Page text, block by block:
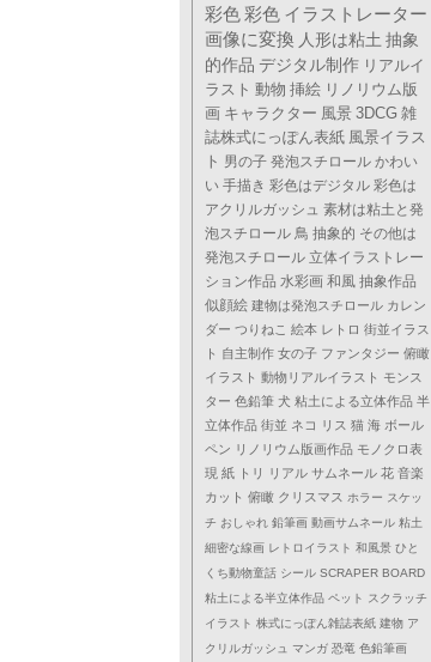
彩色彩色 イラストレーター
画像に変換 人形は粘土 抽象
的作品 デジタル制作 リアルイ
ラスト 動物 挿絵 リノリウム版
画 キャラクター 風景 3DCG 雑
誌株式にっぽん表紙 風景イラス
ト 男の子 発泡スチロール かわい
い 手描き 彩色はデジタル 彩色は
アクリルガッシュ 素材は粘土と発
泡スチロール 鳥 抽象的 その他は
発泡スチロール 立体イラストレー
ション作品 水彩画 和風 抽象作品
似顔絵 建物は発泡スチロール カレン
ダー つりねこ 絵本 レトロ 街並イラス
ト 自主制作 女の子 ファンタジー 俯瞰
イラスト 動物リアルイラスト モンス
ター 色鉛筆 犬 粘土による立体作品 半
立体作品 街並 ネコ リス 猫 海 ボール
ペン リノリウム版画作品 モノクロ表
現 紙 トリ リアル サムネール 花 音楽
カット 俯瞰 クリスマス ホラー スケッ
チ おしゃれ 鉛筆画 動画サムネール 粘土
細密な線画 レトロイラスト 和風景 ひと
くち動物童話 シール SCRAPER BOARD
粘土による半立体作品 ペット
スクラッチ
イラスト 株式にっぽん雑誌表紙 建物 ア
クリルガッシュ
マンガ 恐竜 色鉛筆画